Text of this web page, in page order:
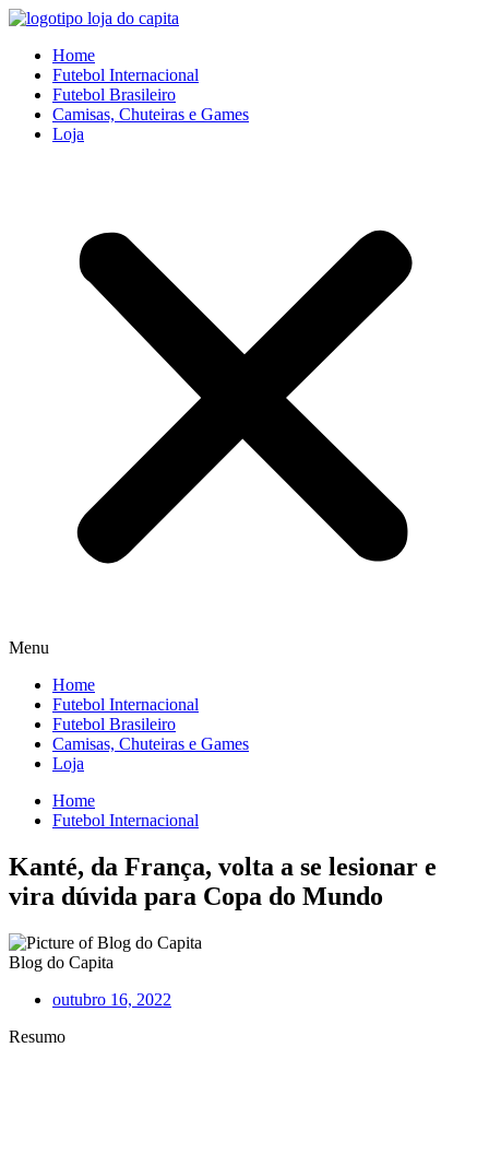
Ir
conteúdo
Home
Futebol Internacional
Futebol Brasileiro
Camisas, Chuteiras e Games
Loja
Menu
Home
Futebol Internacional
Futebol Brasileiro
Camisas, Chuteiras e Games
Loja
Home
Futebol Internacional
Kanté, da França, volta a se lesionar e
vira dúvida para Copa do Mundo
Blog do Capita
outubro 16, 2022
Resumo